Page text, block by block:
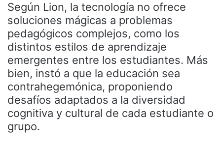
Según Lion, la tecnología no ofrece
soluciones mágicas a problemas
pedagógicos complejos, como los
distintos estilos de aprendizaje
emergentes entre los estudiantes. Más
bien, instó a que la educación sea
contrahegemónica, proponiendo
desafíos adaptados a la diversidad
cognitiva y cultural de cada estudiante o
grupo.